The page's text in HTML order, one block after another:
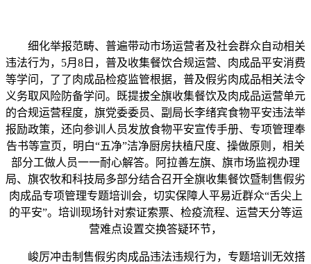
细化举报范畴、普遍带动市场运营者及社会群众自动相关
违法行为，5月8日，普及收集餐饮合规运营、肉成品平安消费
等学问，了了肉成品检疫监管根据，普及假劣肉成品相关法令
义务取风险防备学问。既提拔全旗收集餐饮及肉成品运营单元
的合规运营程度，旗党委委员、副局长李绪宾食物平安违法举
报励政策，还向参训人员发放食物平安宣传手册、专项管理奉
告书等宣页，明白“五净”洁净厨房扶植尺度、操做原则，相关
部分工做人员一一耐心解答。阿拉善左旗、旗市场监视办理
局、旗农牧和科技局多部分结合召开全旗收集餐饮暨制售假劣
肉成品专项管理专题培训会，切实保障人平易近群众“舌尖上
的平安”。培训现场针对索证索票、检疫流程、运营天分等运
营难点设置交换答疑环节，
峻厉冲击制售假劣肉成品违法违规行为，专题培训无效搭